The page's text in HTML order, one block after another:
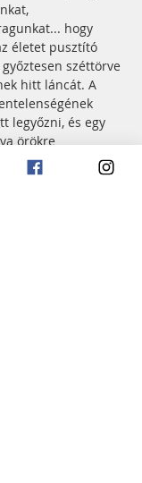
hogy
életet pusztító
széttörve
hitt láncát. A
legyőzni, és egy
örökre
És a
most minket